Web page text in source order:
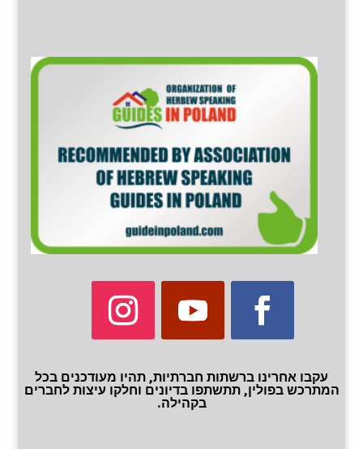
עקבו אחרינו ברשתות חברתיות, תהיו מעודכנים בכל
המתרכש בפולין, תתשתפו בדיונים וחלקו עיצות לחברים
בקהילה.